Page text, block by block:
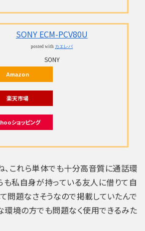
SONY ECM-PCV80U
posted with カエレバ
SONY
Amazon
楽天市場
ショッピング
、これら単体でも十分高音質に通話環
も私自身が持っている友人に借りて自
問題なさそうなので掲載していたんで
環境の方でも問題なく使用できるみた